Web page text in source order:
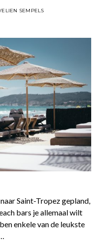
SEMPELS
Saint-Tropez gepland,
bars je allemaal wilt
enkele van de leukste